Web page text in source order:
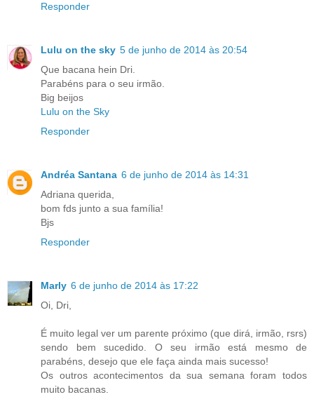
Responder
Lulu on the sky 5 de junho de 2014 às 20:54
Que bacana hein Dri.
Parabéns para o seu irmão.
Big beijos
Lulu on the Sky
Responder
Andréa Santana 6 de junho de 2014 às 14:31
Adriana querida,
bom fds junto a sua família!
Bjs
Responder
Marly 6 de junho de 2014 às 17:22
Oi, Dri,
É muito legal ver um parente próximo (que dirá, irmão, rsrs)
sendo bem sucedido. O seu irmão está mesmo de
parabéns, desejo que ele faça ainda mais sucesso!
Os outros acontecimentos da sua semana foram todos
muito bacanas.